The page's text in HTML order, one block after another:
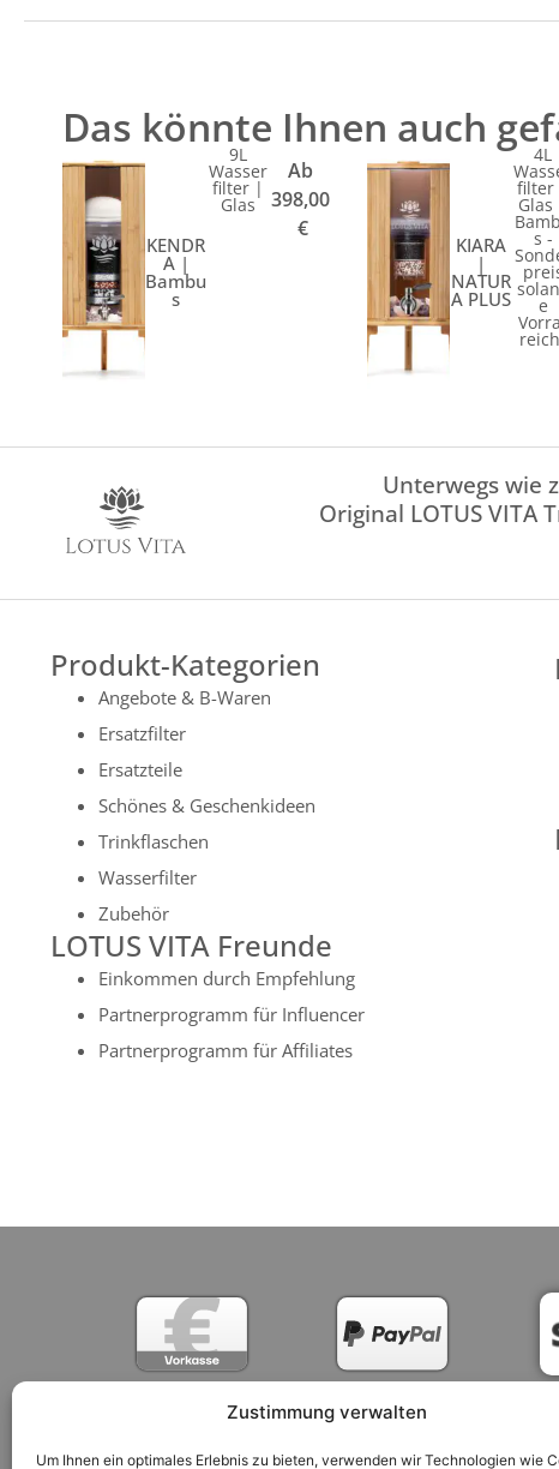
Zustimmung verwalten
Um Ihnen ein optimales Erlebnis zu bieten, verwenden wir Technologien wie
Das könnte Ihnen auch
KENDR
A |
Bambu
s
9L
Wasser
filter |
Glas
Ab
398,00
€
KIARA
|
NATUR
A PLUS
4L
filter
s -
e
Unterwegs wie
Original LOTUS VITA
Produkt-Kategorien
Angebote & B-Waren
Ersatzfilter
Ersatzteile
Schönes & Geschenkideen
Trinkflaschen
Wasserfilter
Zubehör
LOTUS VITA Freunde
Einkommen durch Empfehlung
Partnerprogramm für Influencer
Partnerprogramm für Affiliates